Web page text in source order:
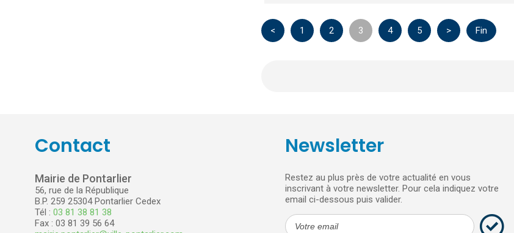
< 1 2 3 4 5 > Fin
Contact
Mairie de Pontarlier
56, rue de la République
B.P. 259 25304 Pontarlier Cedex
Tél : 03 81 38 81 38
Fax : 03 81 39 56 64
Newsletter
Restez au plus près de votre actualité en vous
inscrivant à votre newsletter. Pour cela indiquez votre
email ci-dessous puis valider.